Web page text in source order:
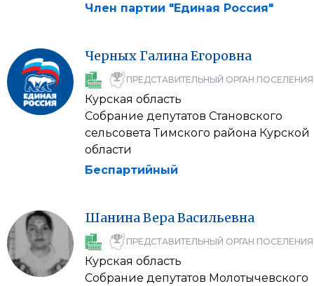
Член партии "Единая Россия"
Черных ГалинаЕгоровна
ПРЕДСТАВИТЕЛЬНЫЙ ОРГАН ПОСЕЛЕНИЯ
Курская область
Собрание депутатов Становского
сельсовета Тимского района Курской
области
Беспартийный
ШанинаВераВасильевна
ПРЕДСТАВИТЕЛЬНЫЙ ОРГАН ПОСЕЛЕНИЯ
Курская область
Собрание депутатов Молотычевского